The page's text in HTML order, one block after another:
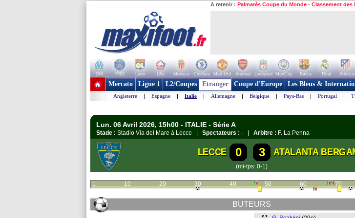
A retenir : Palmarès Coupe du Monde - Classement des
OM PSG Lyon Lille Monaco Chelsea Man Utd Arsenal Liverpool ManCity Barca Real Atletico
+ de clubs
Mercato Ligue 1 L2/Coupes Etranger Coupe d'Europe Les Bleus &
Angleterre | Espagne | Italie | Allemagne | Belgique | Pays-Bas | Portugal |
Lun. 06 Avril 2026, 15h00 - ITALIE - Série A
Stade : Stadio Via del Mare à Lecce | Spectateurs : - | Arbitre : F. La Penna
LECCE 0 3 ATALANTA
(mi-tps: 0-1)
1 10 20 30 40 50 60 70
BUTEURS